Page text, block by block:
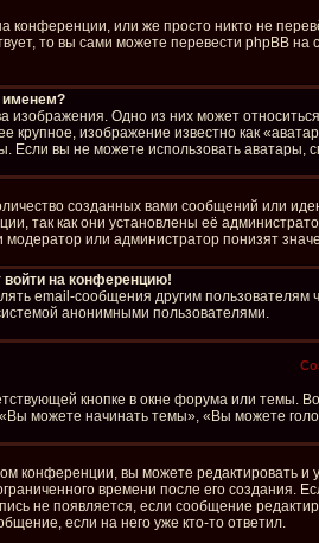
конференции, или же просто никто не
то вы сами можете перевести
именем?
изображения. Одно из них может
изображение известно как
Если вы не можете использовать
созданных вами сообщений или
так как они установлены её
или администратор понизят
на конференцию!
email-сообщения другим
анонимными пользователями.
кнопке в окне форума или темы.
можете начинать темы», «Вы можете
конференции, вы можете редактировать
времени после его создания.
не появляется, если сообщение
если на него уже кто-то ответил.